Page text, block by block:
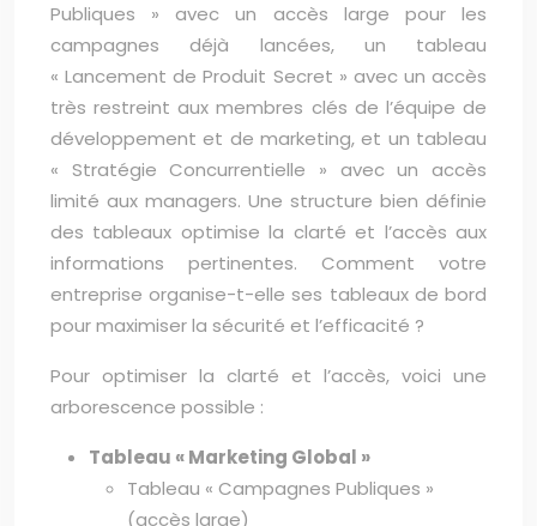
Publiques » avec un accès large pour les
campagnes déjà lancées, un tableau
« Lancement de Produit Secret » avec un accès
très restreint aux membres clés de l’équipe de
développement et de marketing, et un tableau
« Stratégie Concurrentielle » avec un accès
limité aux managers. Une structure bien définie
des tableaux optimise la clarté et l’accès aux
informations pertinentes. Comment votre
entreprise organise-t-elle ses tableaux de bord
pour maximiser la sécurité et l’efficacité ?
Pour optimiser la clarté et l’accès, voici une
arborescence possible :
Tableau « Marketing Global »
Tableau « Campagnes Publiques »
(accès large)